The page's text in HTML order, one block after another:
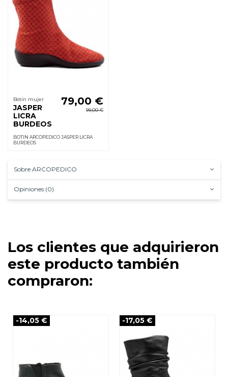
Botín mujer
JASPER
LICRA
BURDEOS
79,00 €
99,00 €
BOTIN ARCOPEDICO JASPER LICRA
BURDEOS
Sobre ARCOPEDICO
Opiniones (0)
Los clientes que adquirieron
este producto también
compraron:
-14,05 € -17,05 €